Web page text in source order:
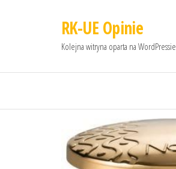
RK-UE Opinie
Kolejna witryna oparta na WordPressie